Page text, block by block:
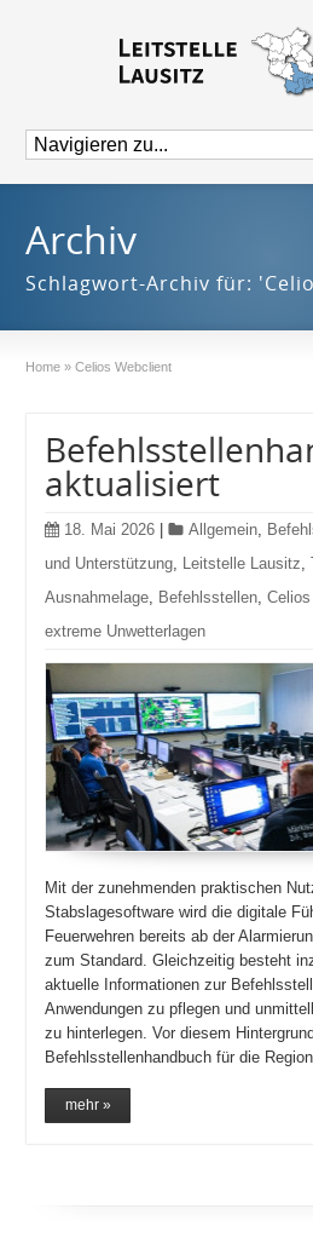
Archiv
Schlagwort-Archiv für:
Home » Celios Webclient
aktualisiert
18. Mai 2026 Allgemein,
und Unterstützung, Leitstelle Lausitz,
Ausnahmelage, Befehlsstellen,
extreme Unwetterlagen
Mit der zunehmenden praktischen
Stabslagesoftware wird die digitale
Feuerwehren bereits ab der
zum Standard. Gleichzeitig besteht
aktuelle Informationen zur
Anwendungen zu pflegen und
zu hinterlegen. Vor diesem
Befehlsstellenhandbuch für die
mehr »